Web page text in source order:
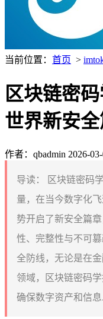
当前位置： 首页 >
区块链密
世界新安
作者：qbadmin 2026-
导读：
区块链密码
量，在当今数字化
势开启了新安全篇
性、完整性与不可
全防线，无论是在
领域，区块链密码
确保数字资产和信息